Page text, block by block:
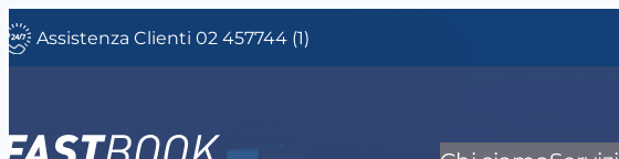
Vai
al
Assistenza Clienti 02 457744 (1)